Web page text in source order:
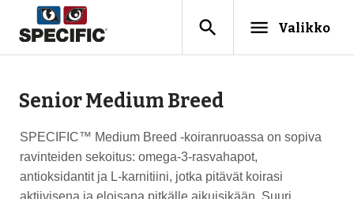
search menu Valikko
Senior Medium Breed
SPECIFIC™ Medium Breed -koiranruoassa on sopiva
ravinteiden sekoitus: omega-3-rasvahapot,
antioksidantit ja L-karnitiini, jotka pitävät koirasi